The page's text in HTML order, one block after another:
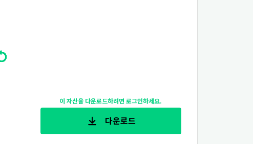
이 자산을 다운로드하려면 로그인하세요.
다운로드